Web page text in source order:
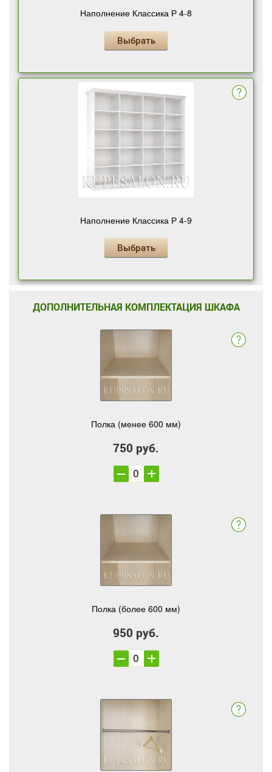
Наполнение Классика Р 4-8
Выбрать
Наполнение Классика Р 4-9
Выбрать
ДОПОЛНИТЕЛЬНАЯ КОМПЛЕКТАЦИЯ ШКАФА
Полка (менее 600 мм)
750 руб.
Полка (более 600 мм)
950 руб.